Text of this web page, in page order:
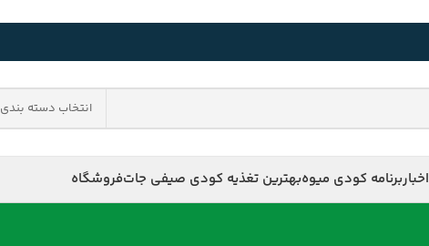
انتخاب دسته بندی
اخباربرنامه کودی میوهبهترین تغذیه کودی صیفی جاتفروشگاه